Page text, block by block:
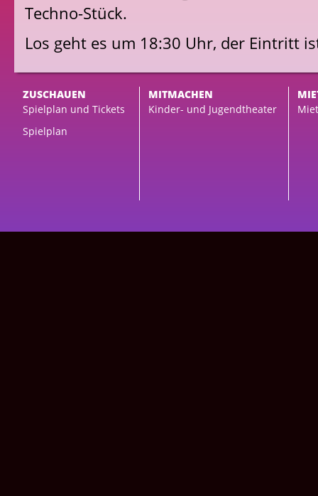
Techno-Stück.
Los geht es um 18:30 Uhr, der Eintritt
ZUSCHAUEN
Spielplan und Tickets
Spielplan
MITMACHEN
Kinder- und Jugendtheater